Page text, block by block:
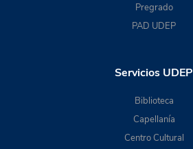
Pregrado
PAD UDEP
Servicios UDEP
Biblioteca
Capellanía
Centro Cultural